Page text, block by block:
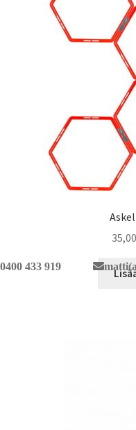
0400 433 919
Puolapuut, penkit,
Vesiliikunta
Yhteystiedot
35,00